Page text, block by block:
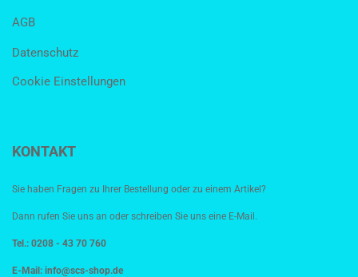
AGB
Datenschutz
Cookie Einstellungen
KONTAKT
Sie haben Fragen zu Ihrer Bestellung oder zu einem Artikel?
Dann rufen Sie uns an oder schreiben Sie uns eine E-Mail.
Tel.: 0208 - 43 70 760
E-Mail: info@scs-shop.de